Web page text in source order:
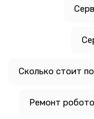
Сколько стоит
Ремонт